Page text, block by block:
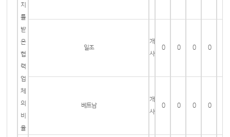
치
를
받
은
협
력
업
체
의
비
율
일조
개
사
0 0 0 0
베트남
개
사
0 0 0 0